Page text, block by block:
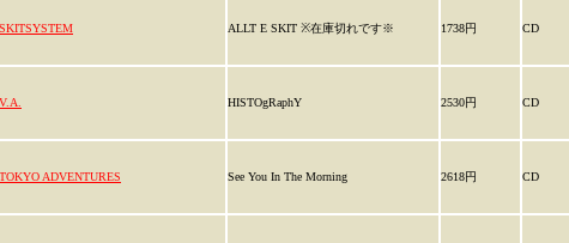
SKITSYSTEM ALLT E SKIT ※在庫切れです※ 1738円 CD
V.A. HISTOgRaphY 2530円 CD
TOKYO ADVENTURES See You In The Morning 2618円 CD